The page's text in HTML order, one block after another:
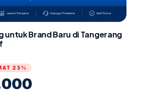
untuk Brand Baru di Tangerang
23%